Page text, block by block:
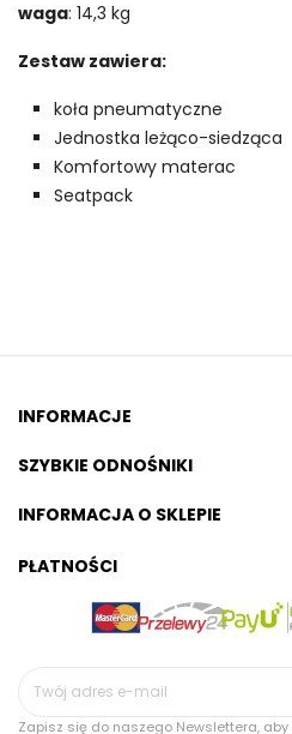
waga: 14,3 kg
Zestaw zawiera:
koła pneumatyczne
Jednostka leżąco-siedząca
Komfortowy materac
Seatpack
INFORMACJE
SZYBKIE ODNOŚNIKI
INFORMACJA O SKLEPIE
PŁATNOŚCI
Zapisz się do naszego Newslettera, aby